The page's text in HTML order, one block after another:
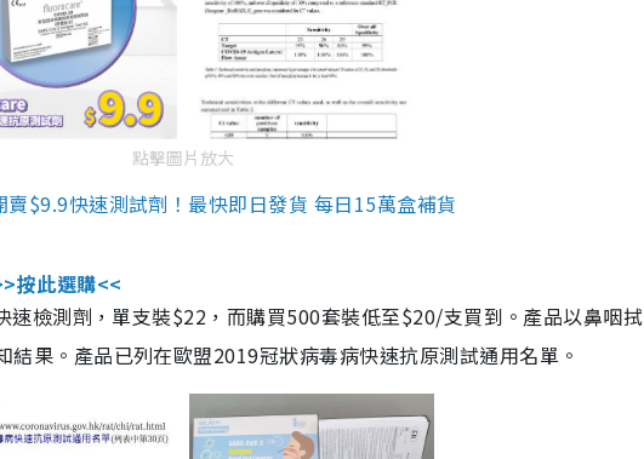
點擊圖片放大
$9.9快速測試劑！最快即日發貨 每日15萬盒補貨
按此選購<<
速檢測劑，單支裝$22，而購買500套裝低至$20/支買到。產品以鼻咽
果。產品已列在歐盟2019冠狀病毒病快速抗原測試通用名單。